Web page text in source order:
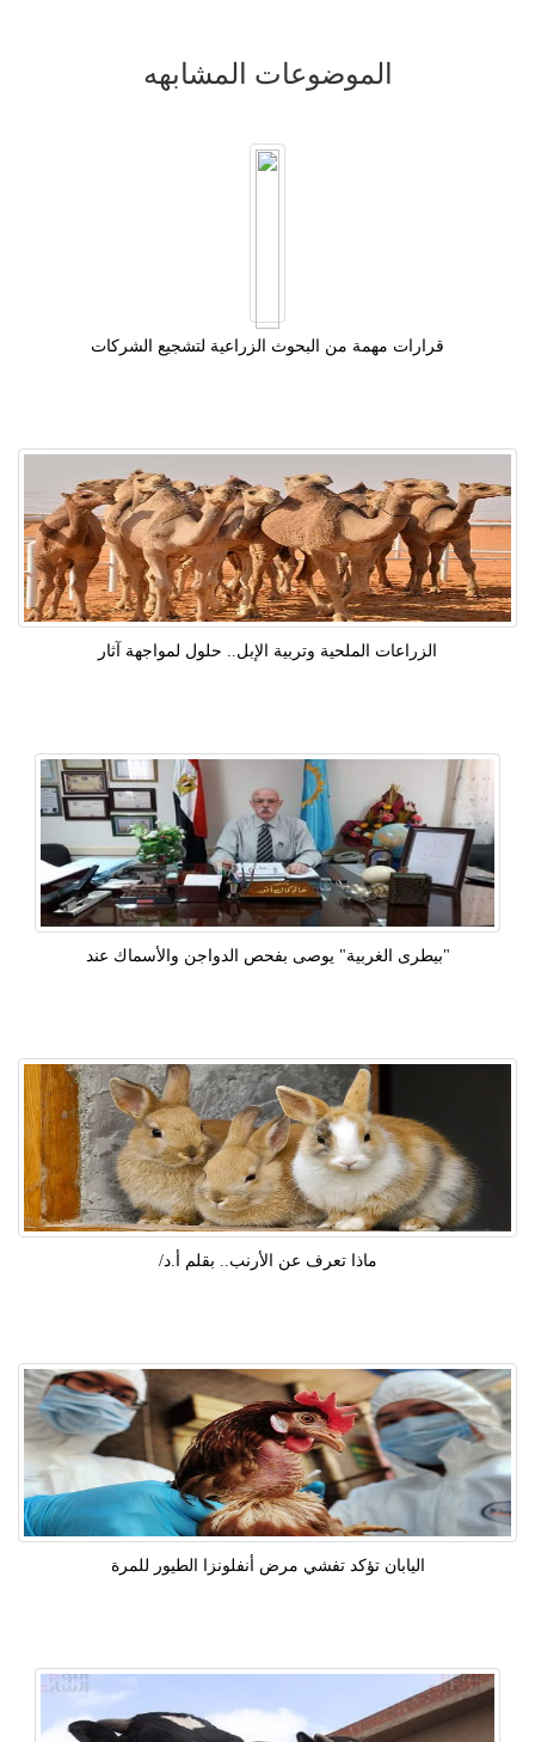
الموضوعات المشابهه
قرارات مهمة من البحوث الزراعية لتشجيع الشركات
الزراعات الملحية وتربية الإبل.. حلول لمواجهة آثار
"بيطرى الغربية" يوصى بفحص الدواجن والأسماك عند
ماذا تعرف عن الأرنب.. بقلم أ.د/
اليابان تؤكد تفشي مرض أنفلونزا الطيور للمرة